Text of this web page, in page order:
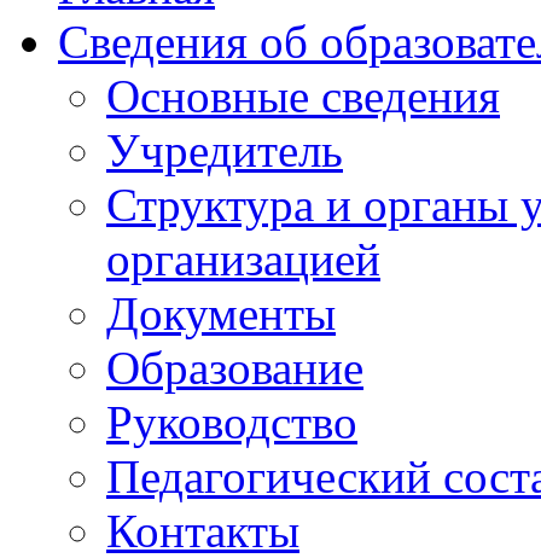
Сведения об
Основные сведения
Учредитель
Структура и органы
организацией
Документы
Образование
Руководство
Педагогический
Контакты